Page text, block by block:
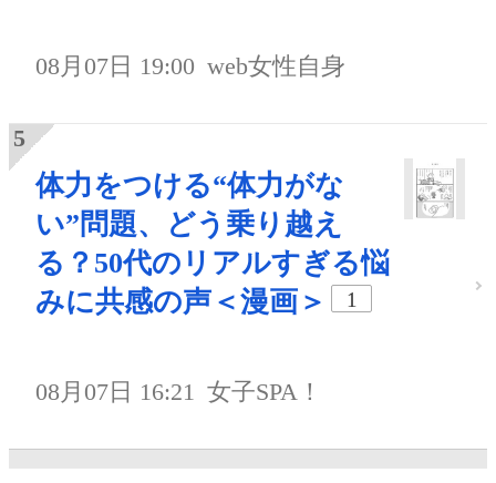
08月07日 19:00 web女性自身
体力をつける“体力がな
い”問題、どう乗り越え
る？50代のリアルすぎる悩
みに共感の声＜漫画＞
1
08月07日 16:21 女子SPA！